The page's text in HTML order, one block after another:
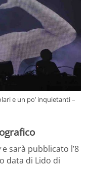
e un po’ inquietanti –
e sarà pubblicato l’8
data di Lido di